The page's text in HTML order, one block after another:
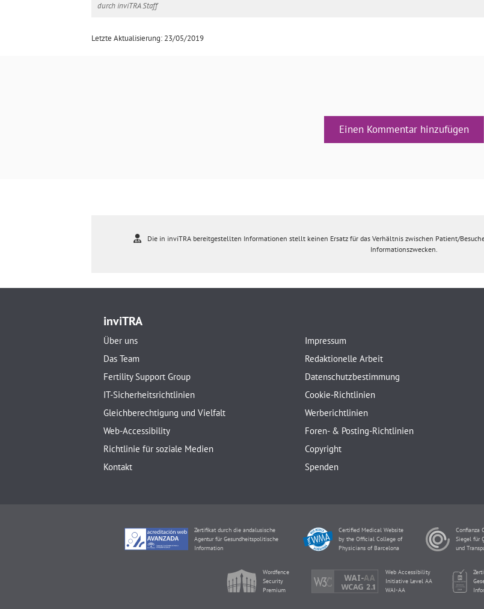
durch inviTRA Staff
Letzte Aktualisierung: 23/05/2019
Einen Kommentar hinzufügen
Die in inviTRA bereitgestellten Informationen stellt keinen Ersatz für das Verhältnis zwischen Patient/
Informationszwecken.
inviTRA
Über uns
Das Team
Fertility Support Group
IT-Sicherheitsrichtlinien
Gleichberechtigung und Vielfalt
Web-Accessibility
Richtlinie für soziale Medien
Kontakt
Impressum
Redaktionelle Arbeit
Datenschutzbestimmung
Cookie-Richtlinien
Werberichtlinien
Foren- & Posting-Richtlinien
Copyright
Spenden
Zertifikat durch die andalusische
Agentur für Gesundheitspolitische
Information
Certified Medical Website
by the Official College of
Physicians of Barcelona
Confianza
Siegel für
und
Wordfence
Security
Premium
Web Accessibility
Initiative Level AA
WAI-AA